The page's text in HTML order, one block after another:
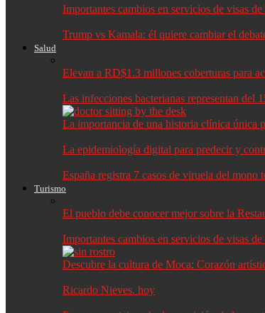
Importantes cambios en servicios de visas
Trump vs Kamala: él quiere cambiar el
Salud
Elevan a RD$1.3 millones coberturas para
Las infecciones bacterianas representan del
La importancia de una historia clínica única
La epidemiología digital para predecir y
España registra 7 casos de viruela del
Turismo
El pueblo debe conocer mejor sobre la
Importantes cambios en servicios de visas
Descubre la cultura de Moca: Corazón
Ricardo Nieves. hoy